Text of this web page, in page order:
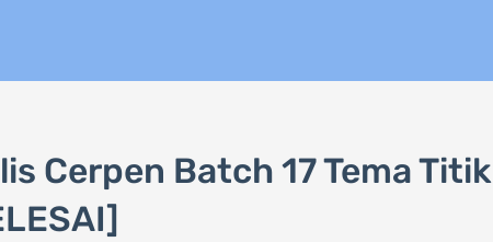
Cerpen Batch 17 Tema Titik